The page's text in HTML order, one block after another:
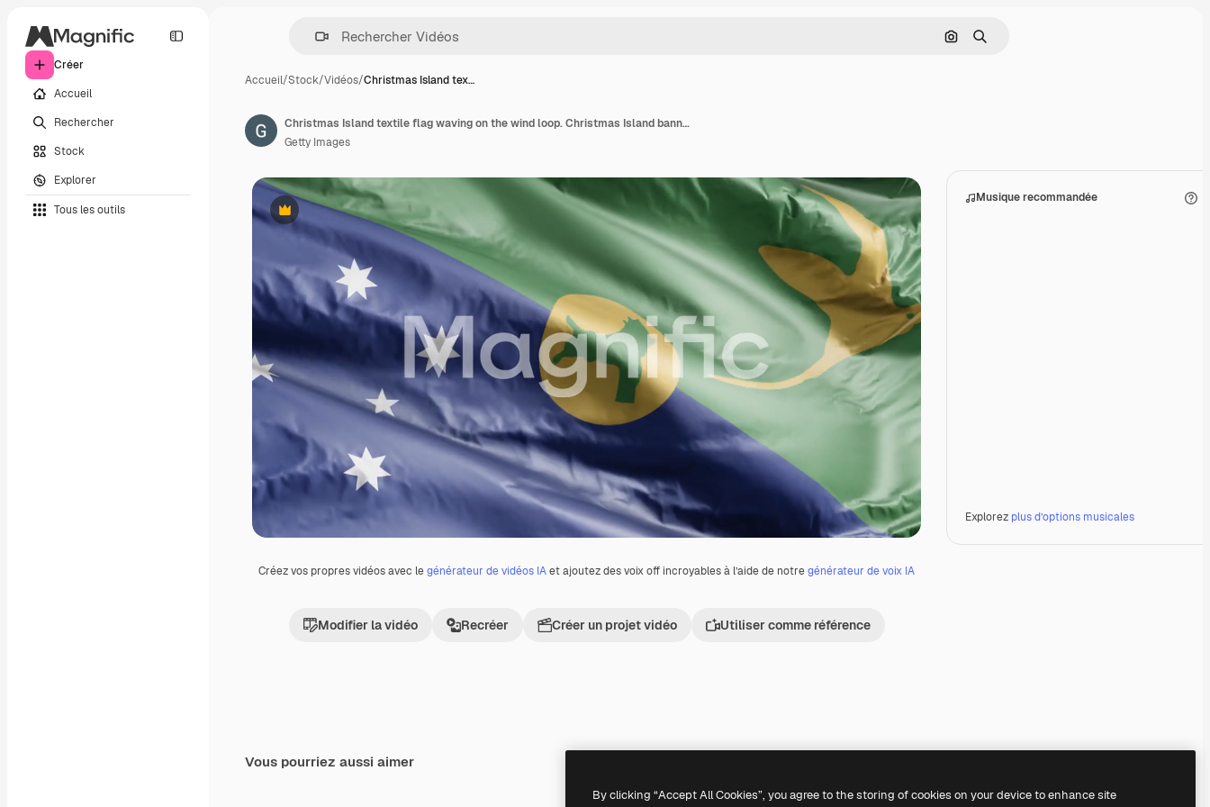
Créer
Accueil
Rechercher
Stock
Explorer
Tous les outils
Rechercher par image
Rechercher
Accueil/Stock/Vidéos/Christmas Island tex…
Premium
Créez vos propres vidéos avec legénérateur de vidéos IAet ajoutez des voix off incroyables à l’aide de notregénérateur de voix IA
Modifier la vidéo Recréer Créer un projet vidéo Utiliser comme référence
Musique recommandée
Explorez plus d’options musicales
Christmas Island textile flag waving on the wind loop. Christmas Island banner swaying on the breeze. Fabric textile tissue. Full filling background. 10 seconds loop.
Getty Images
Vous pourriez aussi aimer
By clicking “Accept All Cookies”, you agree to the storing of cookies on your device to enhance site